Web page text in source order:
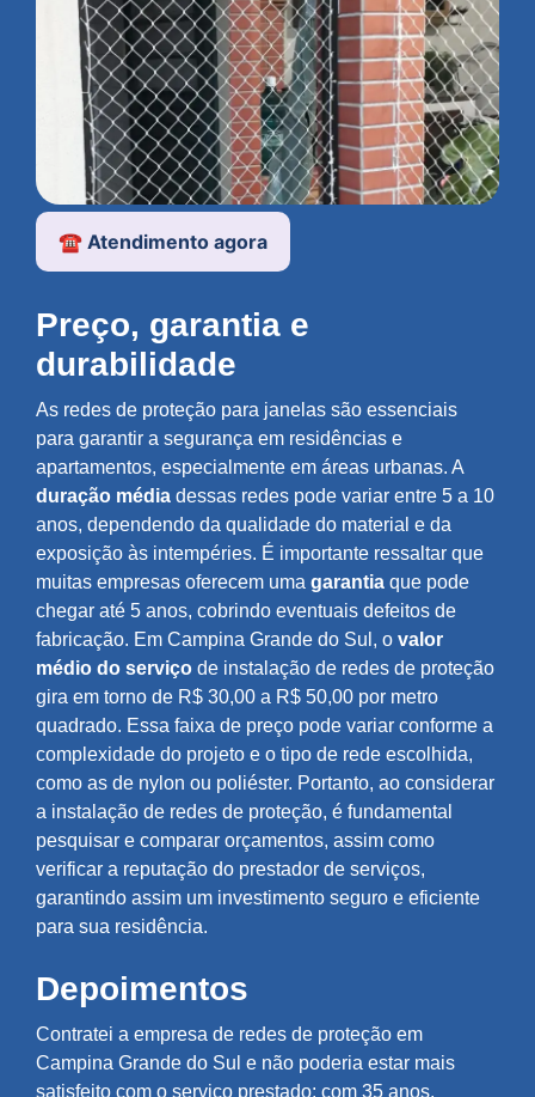
☎️ Atendimento agora
Preço, garantia e
durabilidade
As redes de proteção para janelas são essenciais
para garantir a segurança em residências e
apartamentos, especialmente em áreas urbanas. A
duração média dessas redes pode variar entre 5 a 10
anos, dependendo da qualidade do material e da
exposição às intempéries. É importante ressaltar que
muitas empresas oferecem uma garantia que pode
chegar até 5 anos, cobrindo eventuais defeitos de
fabricação. Em Campina Grande do Sul, o valor
médio do serviço de instalação de redes de proteção
gira em torno de R$ 30,00 a R$ 50,00 por metro
quadrado. Essa faixa de preço pode variar conforme a
complexidade do projeto e o tipo de rede escolhida,
como as de nylon ou poliéster. Portanto, ao considerar
a instalação de redes de proteção, é fundamental
pesquisar e comparar orçamentos, assim como
verificar a reputação do prestador de serviços,
garantindo assim um investimento seguro e eficiente
para sua residência.
Depoimentos
Contratei a empresa de redes de proteção em
Campina Grande do Sul e não poderia estar mais
satisfeito com o serviço prestado; com 35 anos,